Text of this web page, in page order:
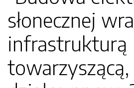
słonecznej
infrastrukturą
towarzyszącą,